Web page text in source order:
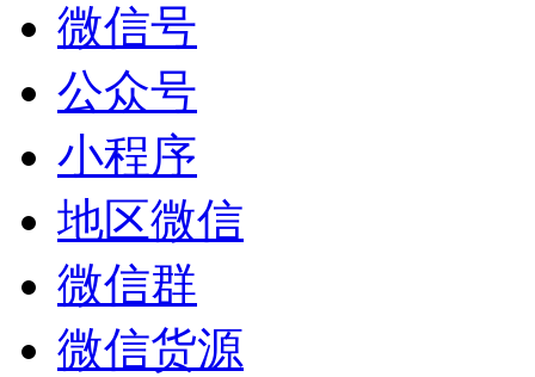
微信号
公众号
小程序
地区微信
微信群
微信货源